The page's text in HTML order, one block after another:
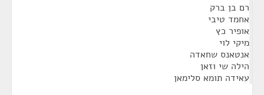
רם בן ברק
אחמד טיבי
אופיר כץ
מיקי לוי
אנטאנס שחאדה
הילה שי וזאן
עאידה תומא סלימאן